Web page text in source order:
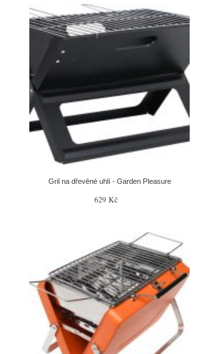
Gril na dřevěné uhlí - Garden Pleasure
629 Kč